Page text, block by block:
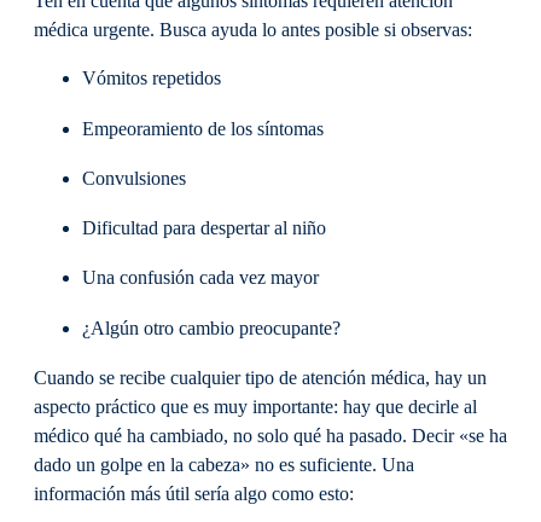
médica urgente. Busca ayuda lo antes posible si observas:
Vómitos repetidos
Empeoramiento de los síntomas
Convulsiones
Dificultad para despertar al niño
Una confusión cada vez mayor
¿Algún otro cambio preocupante?
Cuando se recibe cualquier tipo de atención médica, hay un
aspecto práctico que es muy importante: hay que decirle al
médico qué ha cambiado, no solo qué ha pasado. Decir «se ha
dado un golpe en la cabeza» no es suficiente. Una
información más útil sería algo como esto: